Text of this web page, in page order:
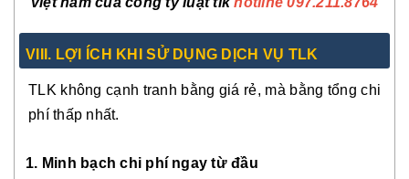
VIII. LỢI ÍCH KHI SỬ DỤNG DỊCH VỤ TLK
TLK không cạnh tranh bằng giá rẻ, mà bằng tổng chi
phí thấp nhất.
1. Minh bạch chi phí ngay từ đầu